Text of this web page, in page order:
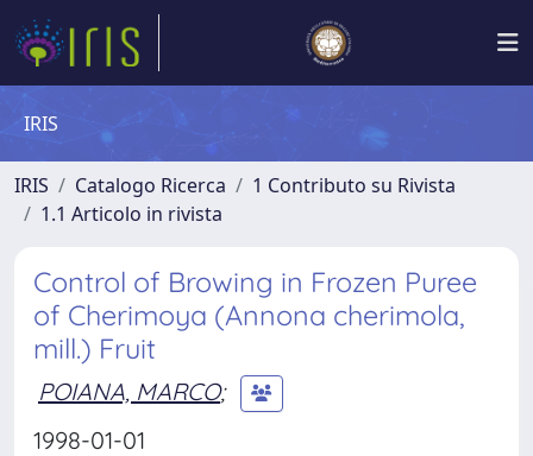
IRIS
IRIS Catalogo Ricerca
1 Contributo su Rivista
1.1 Articolo in rivista
Control of Browing in Frozen Puree
of Cherimoya (Annona cherimola,
mill.) Fruit
POIANA, MARCO;
1998-01-01